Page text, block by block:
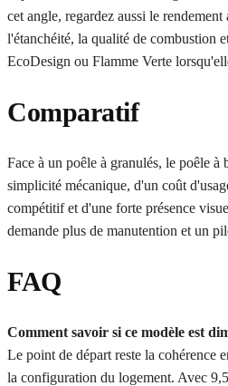
cet angle, regardez aussi le
l'étanchéité, la qualité de combustion
EcoDesign ou Flamme Verte
Comparatif
Face à un poêle à granulés, le poêle à
simplicité mécanique, d'un coût
compétitif et d'une forte présence
demande plus de manutention et un
FAQ
Comment savoir si ce modèle est
Le point de départ reste la cohérence
la configuration du logement. Avec